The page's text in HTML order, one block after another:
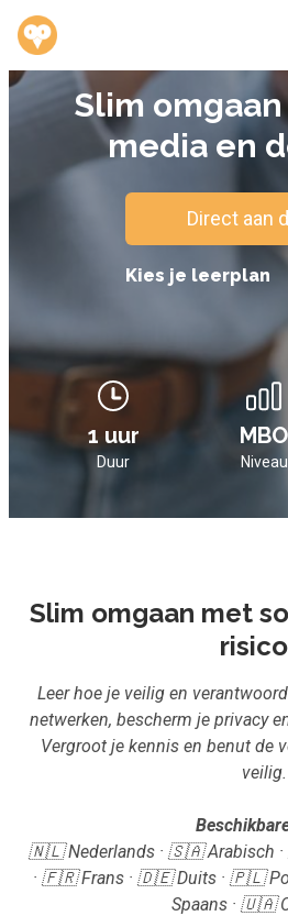
Meer
Slim
media en
Direct aan
Kies je leerplan
1 uur MBO
Duur Niveau
Slim omgaan met
Leer hoe je veilig en
netwerken, bescherm je privacy
Vergroot je kennis en benut de
veilig.
🇳🇱 Nederlands · 🇸🇦 Arabisch
· 🇫🇷 Frans · 🇩🇪 Duits · 🇵🇱
Spaans · 🇺🇦